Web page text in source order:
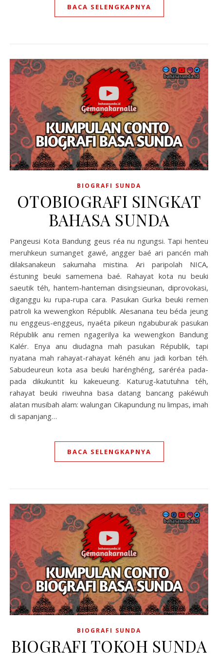
BACA SELENGKAPNYA
BIOGRAFI SUNDA
OTOBIOGRAFI SINGKAT
BAHASA SUNDA
Pangeusi Kota Bandung geus réa nu ngungsi. Tapi henteu
meruhkeun sumanget gawé, angger baé ari pancén mah
dilaksanakeun sakumaha mistina. Ari paripolah NICA,
éstuning beuki samemena baé. Rahayat kota nu beuki
saeutik téh, hantem-hanteman disingsieunan, diprovokasi,
diganggu ku rupa-rupa cara. Pasukan Gurka beuki remen
patroli ka wewengkon Républik. Alesanana teu béda jeung
nu enggeus-enggeus, nyaéta pikeun ngabuburak pasukan
Républik anu remen ngagerilya ka wewengkon Bandung
Kalér. Enya anu diudagna mah pasukan Républik, tapi
nyatana mah rahayat-rahayat kénéh anu jadi korban téh.
Sabudeureun kota asa beuki harénghéng, saréréa pada-
pada dikukuntit ku kakeueung. Katurug-katutuhna téh,
rahayat beuki riweuhna basa datang bancang pakéwuh
alatan musibah alam: walungan Cikapundung nu limpas, imah
di sapanjang…
BACA SELENGKAPNYA
BIOGRAFI SUNDA
BIOGRAFI TOKOH SUNDA